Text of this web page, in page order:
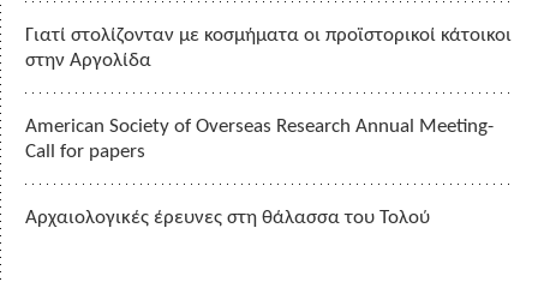
Γιατί στολίζονταν με κοσμήματα οι προϊστορικοί κάτοικοι
στην Αργολίδα
American Society of Overseas Research Annual Meeting-
Call for papers
Αρχαιολογικές έρευνες στη θάλασσα του Τολού